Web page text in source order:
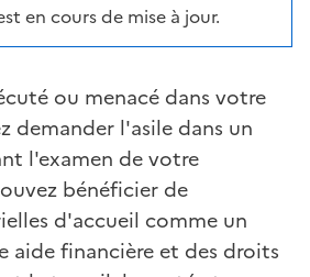
en cours de mise à jour.
ou menacé dans votre
demander l'asile dans un
l'examen de votre
bénéficier de
d'accueil comme un
aide financière et des droits